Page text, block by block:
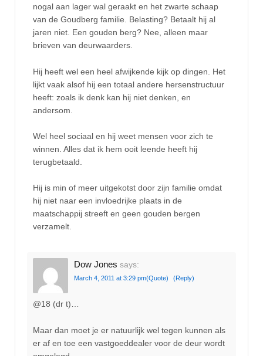
nogal aan lager wal geraakt en het zwarte schaap
van de Goudberg familie. Belasting? Betaalt hij al
jaren niet. Een gouden berg? Nee, alleen maar
brieven van deurwaarders.
Hij heeft wel een heel afwijkende kijk op dingen. Het
lijkt vaak alsof hij een totaal andere hersenstructuur
heeft: zoals ik denk kan hij niet denken, en
andersom.
Wel heel sociaal en hij weet mensen voor zich te
winnen. Alles dat ik hem ooit leende heeft hij
terugbetaald.
Hij is min of meer uitgekotst door zijn familie omdat
hij niet naar een invloedrijke plaats in de
maatschappij streeft en geen gouden bergen
verzamelt.
Dow Jones says:
March 4, 2011 at 3:29 pm(Quote) (Reply)
@18 (dr t)…
Maar dan moet je er natuurlijk wel tegen kunnen als
er af en toe een vastgoeddealer voor de deur wordt